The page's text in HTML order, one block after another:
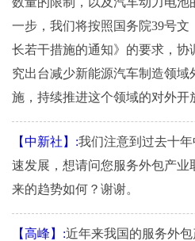
一步，我们将按照国务院39号文
长若干措施的通知》的要求，协
究出台减少新能源汽车制造领域
施，持续推进这个领域的对外开
【中新社】:我们注意到过去十
速发展，想请问您服务外包产业
来的趋势如何？谢谢。
【高峰】:近年来我国的服务外